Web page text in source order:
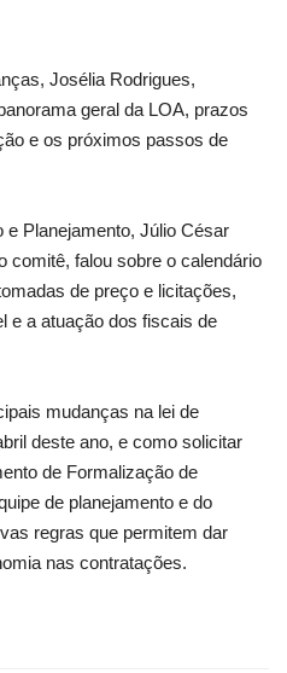
Josélia Rodrigues,
geral da LOA, prazos
e os próximos passos de
Planejamento, Júlio César
comitê, falou sobre o calendário
de preço e licitações,
e a atuação dos fiscais de
mudanças na lei de
deste ano, e como solicitar
de Formalização de
de planejamento e do
regras que permitem dar
nas contratações.